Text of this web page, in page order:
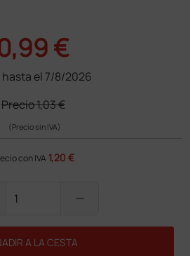
€
el 7/8/2026
Precio1,03 €
(Precio sin IVA)
con IVA 1,20 €
remove
A LA CESTA